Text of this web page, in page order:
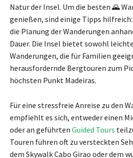
Natur der Insel. Um die besten 🌄
genießen, sind einige Tipps
die Planung der Wanderungen
Dauer. Die Insel bietet sowohl
Wanderungen, die für Familien
herausfordernde Bergtouren zum
höchsten Punkt Madeiras.
Für eine stressfreie Anreise zu den
empfiehlt es sich, entweder einen
oder an geführten Guided Tours
Touren führen oft zu versteckten
dem Skywalk Cabo Girao oder dem